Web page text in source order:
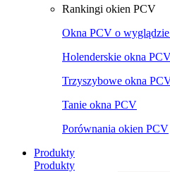
Rankingi okien PCV
Okna PCV o
Holenderskie okna
Trzyszybowe okna
Tanie okna PCV
Porównania okien PCV
Produkty
Produkty